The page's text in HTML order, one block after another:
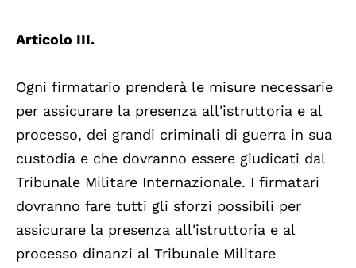
Articolo III.
Ogni firmatario prenderà le misure necessarie
per assicurare la presenza all'istruttoria e al
processo, dei grandi criminali di guerra in sua
custodia e che dovranno essere giudicati dal
Tribunale Militare Internazionale. I firmatari
dovranno fare tutti gli sforzi possibili per
assicurare la presenza all'istruttoria e al
processo dinanzi al Tribunale Militare